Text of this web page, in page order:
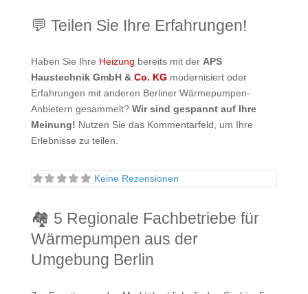
💬 Teilen Sie Ihre Erfahrungen!
Haben Sie Ihre Heizung bereits mit der APS
Haustechnik GmbH & Co. KG modernisiert oder
Erfahrungen mit anderen Berliner Wärmepumpen-
Anbietern gesammelt? Wir sind gespannt auf Ihre
Meinung! Nutzen Sie das Kommentarfeld, um Ihre
Erlebnisse zu teilen.
Keine Rezensionen
🏘️ 5 Regionale Fachbetriebe für
Wärmepumpen aus der
Umgebung Berlin